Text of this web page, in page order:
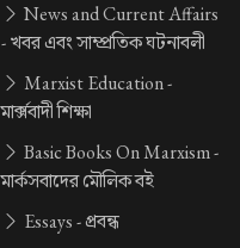
News and Current Affairs
-খবর এবং সাম্প্রতিক ঘটনাবলী
Marxist Education -
মার্ক্সবাদী শিক্ষা
Basic Books On Marxism -
মার্কসবাদের মৌলিক বই
Essays -প্রবন্ধ